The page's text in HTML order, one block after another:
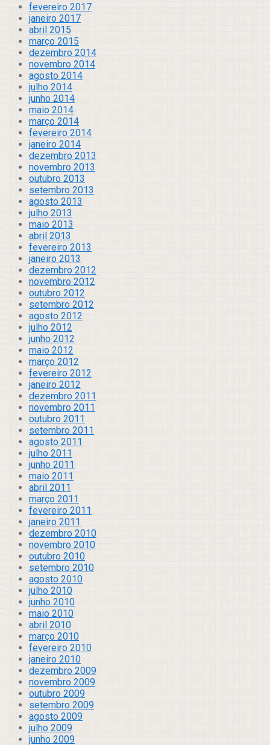
fevereiro 2017
janeiro 2017
abril 2015
março 2015
dezembro 2014
novembro 2014
agosto 2014
julho 2014
junho 2014
maio 2014
março 2014
fevereiro 2014
janeiro 2014
dezembro 2013
novembro 2013
outubro 2013
setembro 2013
agosto 2013
julho 2013
maio 2013
abril 2013
fevereiro 2013
janeiro 2013
dezembro 2012
novembro 2012
outubro 2012
setembro 2012
agosto 2012
julho 2012
junho 2012
maio 2012
março 2012
fevereiro 2012
janeiro 2012
dezembro 2011
novembro 2011
outubro 2011
setembro 2011
agosto 2011
julho 2011
junho 2011
maio 2011
abril 2011
março 2011
fevereiro 2011
janeiro 2011
dezembro 2010
novembro 2010
outubro 2010
setembro 2010
agosto 2010
julho 2010
junho 2010
maio 2010
abril 2010
março 2010
fevereiro 2010
janeiro 2010
dezembro 2009
novembro 2009
outubro 2009
setembro 2009
agosto 2009
julho 2009
junho 2009